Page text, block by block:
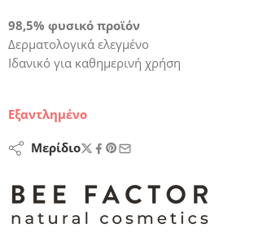
98,5% φυσικό προϊόν
Δερματολογικά ελεγμένο
Ιδανικό για καθημερινή χρήση
Εξαντλημένο
Μερίδιο